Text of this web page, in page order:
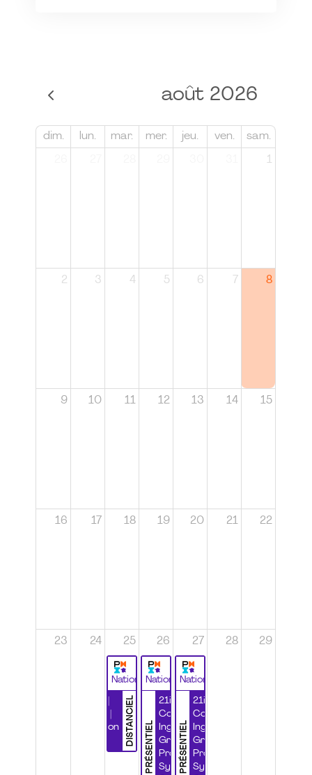
août 2026
dim. lun. mar. mer. jeu. ven. sam.
1
2 3 4 5 6 7 8
9 10 11 12 13 14 15
16 17 18 19 20 21 22
23 24 25
National
DISTANCIEL
Certification
26
National
PRÉSENTIEL
21ième
Congrès
Ingénierie
Grands
Projets et
Systèmes
27
National
PRÉSENTIEL
21ième
Congrès
Ingénierie
Grands
Projets et
Systèmes
28 29